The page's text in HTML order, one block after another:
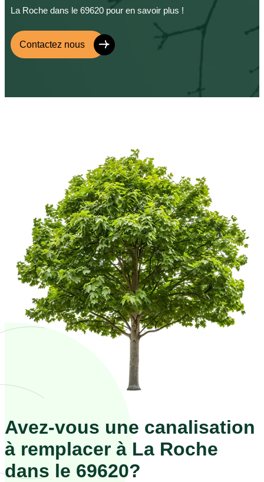
La Roche dans le 69620 pour en savoir plus !
Contactez nous
Avez-vous une canalisation
à remplacer à La Roche
dans le 69620?